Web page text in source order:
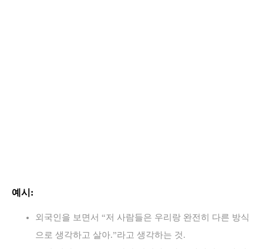
예시:
외국인을 보면서 “저 사람들은 우리랑 완전히 다른 방식
으로 생각하고 살아.”라고 생각하는 것.